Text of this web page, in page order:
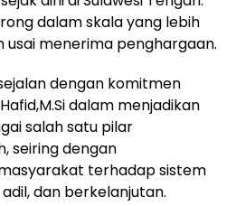
dalam skala yang lebih
usai menerima penghargaan.
dengan komitmen
dalam menjadikan
salah satu pilar
seiring dengan
terhadap sistem
dan berkelanjutan.